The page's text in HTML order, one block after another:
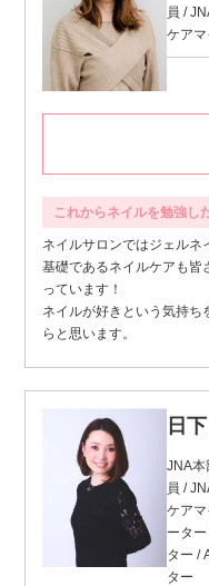
員 /
ケア
これからネイルを勉強し
ネイルサロンではジェルネ
基礎であるネイルケアも皆
っています！
ネイルが好きという気持ち
らと思います。
日
JNA本
員 /
ケア
ータ
ター /
ター